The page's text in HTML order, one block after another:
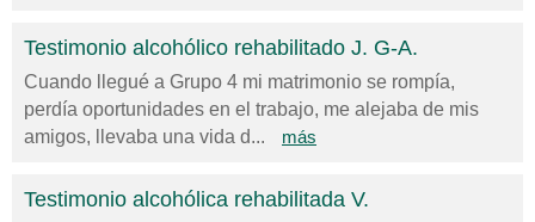
Testimonio alcohólico rehabilitado J. G-A.
Cuando llegué a Grupo 4 mi matrimonio se rompía,
perdía oportunidades en el trabajo, me alejaba de mis
amigos, llevaba una vida d...
más
Testimonio alcohólica rehabilitada V.